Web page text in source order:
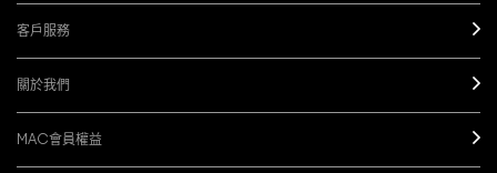
客戶服務
關於我們
MAC會員權益